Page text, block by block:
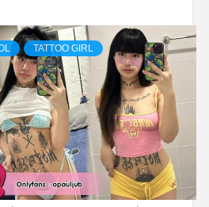
TATTOO GIRL